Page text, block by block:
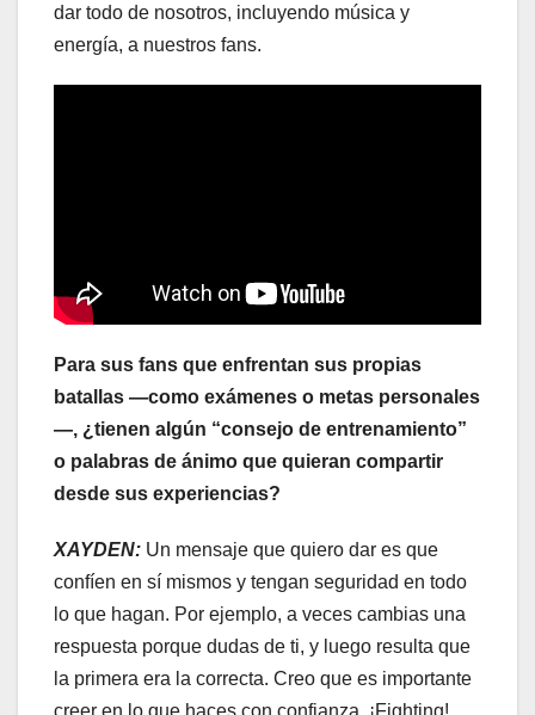
dar todo de nosotros, incluyendo música y
energía, a nuestros fans.
Para sus fans que enfrentan sus propias
batallas —como exámenes o metas personales
—, ¿tienen algún “consejo de entrenamiento”
o palabras de ánimo que quieran compartir
desde sus experiencias?
XAYDEN: Un mensaje que quiero dar es que
confíen en sí mismos y tengan seguridad en todo
lo que hagan. Por ejemplo, a veces cambias una
respuesta porque dudas de ti, y luego resulta que
la primera era la correcta. Creo que es importante
creer en lo que haces con confianza. ¡Fighting!